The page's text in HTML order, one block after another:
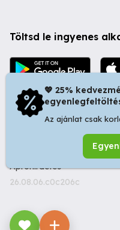
Töltsd le ingyenes
© 2026 Startapró S.R.L. |
410346, Romania | Tax ID:
Apróhirdetés
26.08.06.c0c206c
💖 25%
Az ajánlat csak